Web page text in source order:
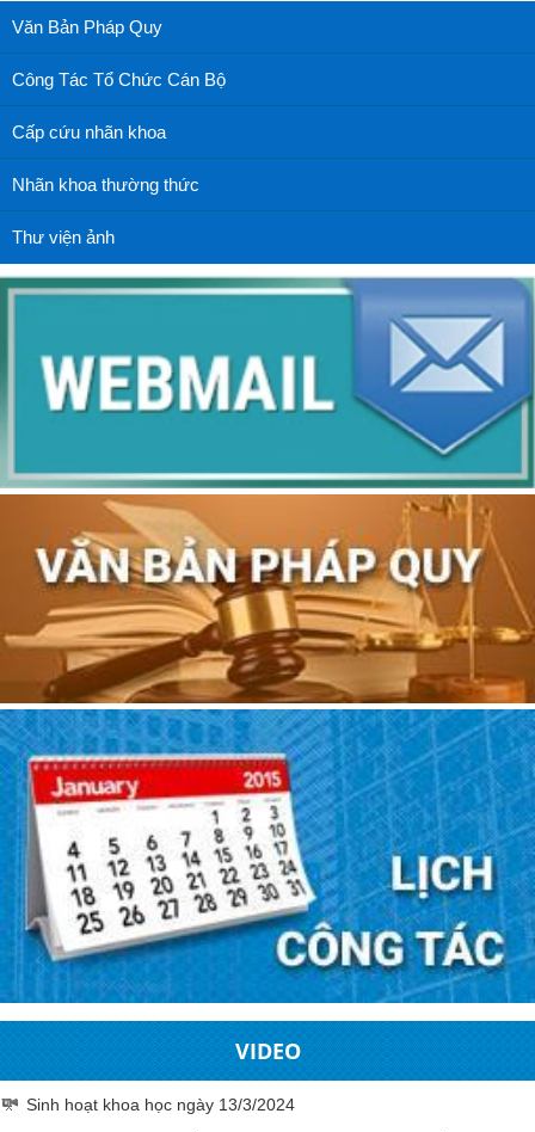
Văn Bản Pháp Quy
Công Tác Tổ Chức Cán Bộ
Cấp cứu nhãn khoa
Nhãn khoa thường thức
Thư viện ảnh
VIDEO
Sinh hoạt khoa học ngày 13/3/2024